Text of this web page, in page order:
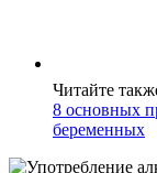
Читайте
8 основных
беременных